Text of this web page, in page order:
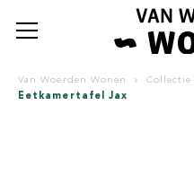
Van Woerden Wonen Collectie
Eetkamertafel Jax